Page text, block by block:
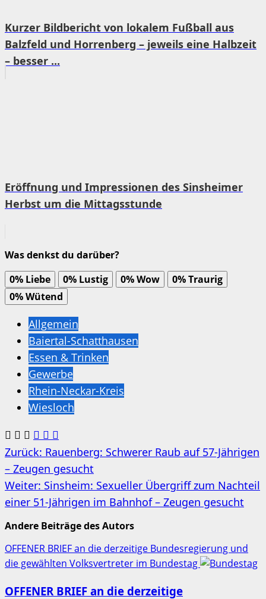
Kurzer Bildbericht von lokalem Fußball aus
Balzfeld und Horrenberg – jeweils eine Halbzeit
– besser ...
Eröffnung und Impressionen des Sinsheimer
Herbst um die Mittagsstunde
Was denkst du darüber?
0% Liebe 0% Lustig 0%Wow 0%Traurig
0%Wütend
Allgemein
Baiertal-Schatthausen
Essen & Trinken
Gewerbe
Rhein-Neckar-Kreis
Wiesloch
Beitragsnavigation
Zurück: Rauenberg: Schwerer Raub auf 57-Jährigen
– Zeugen gesucht
Weiter: Sinsheim: Sexueller Übergriff zum Nachteil
einer 51-Jährigen im Bahnhof – Zeugen gesucht
Andere Beiträge des Autors
OFFENER BRIEF an die derzeitige Bundesregierung und
die gewählten Volksvertreter im Bundestag
OFFENER BRIEF an die derzeitige